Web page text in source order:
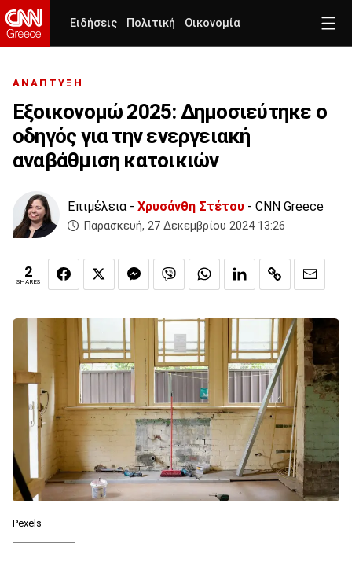
Ειδήσεις Πολιτική Οικονομία
ΑΝΑΠΤΥΞΗ
Εξοικονομώ 2025: Δημοσιεύτηκε ο
οδηγός για την ενεργειακή
αναβάθμιση κατοικιών
Επιμέλεια - Χρυσάνθη Στέτου - CNN Greece
Παρασκευή, 27 Δεκεμβρίου 2024 13:26
2
SHARES
Pexels